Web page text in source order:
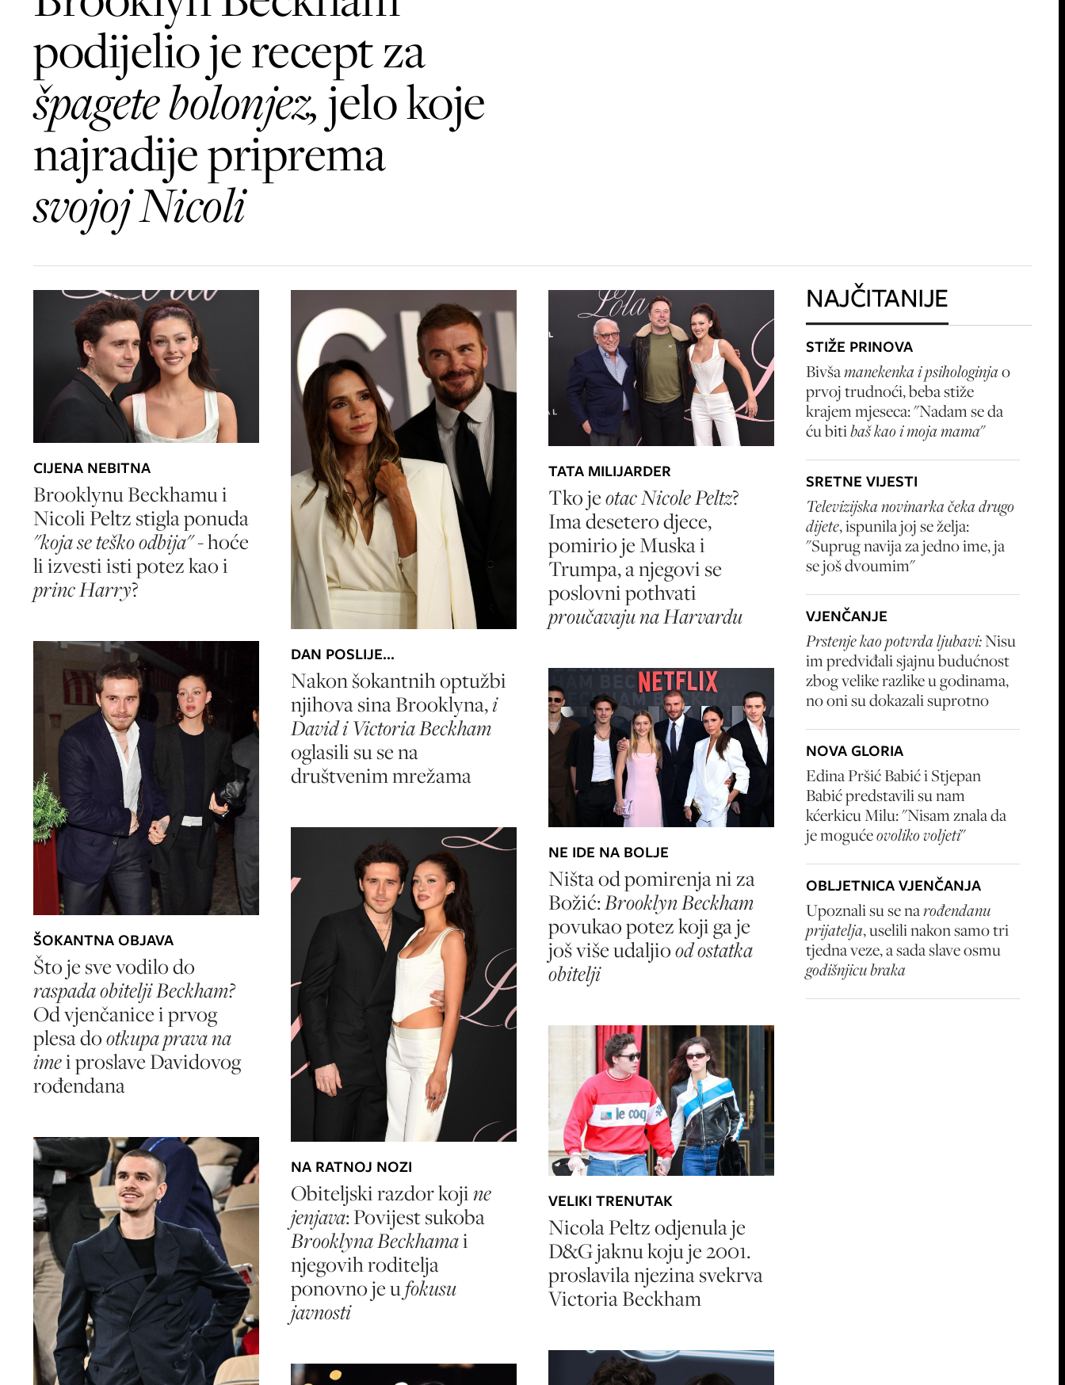
podijelio je recept za
špagete bolonjez,jelo koje
najradije priprema
svojoj Nicoli
CIJENA NEBITNA
Brooklynu Beckhamu i
Nicoli Peltz stigla ponuda
"koja se teško odbija"- hoće
li izvesti isti potez kao i
princ Harry?
ŠOKANTNA OBJAVA
Što je sve vodilo do
raspada obitelji Beckham?
Od vjenčanice i prvog
plesa dootkupa prava na
imei proslave Davidovog
rođendana
DAN POSLIJE...
Nakon šokantnih optužbi
njihova sina Brooklyna,i
David i Victoria Beckham
oglasili su se na
društvenim mrežama
NA RATNOJ NOZI
Obiteljski razdor kojine
jenjava: Povijest sukoba
Brooklyna Beckhamai
njegovih roditelja
ponovno je ufokusu
javnosti
TATA MILIJARDER
Tko jeotac Nicole Peltz?
Ima desetero djece,
pomirio je Muska i
Trumpa, a njegovi se
poslovni pothvati
proučavaju na Harvardu
NE IDE NA BOLJE
Ništa od pomirenja ni za
Božić:Brooklyn Beckham
povukao potez koji ga je
još više udaljiood ostatka
obitelji
VELIKI TRENUTAK
Nicola Peltz odjenula je
D&G jaknu koju je 2001.
proslavila njezina svekrva
Victoria Beckham
NAJČITANIJE
STIŽE PRINOVA
Bivšamanekenka i psihologinjao
prvoj trudnoći, beba stiže
krajem mjeseca: "Nadam se da
ću bitibaš kao i moja mama"
SRETNE VIJESTI
Televizijska novinarka čeka drugo
dijete, ispunila joj se želja:
"Suprug navija za jedno ime, ja
se još dvoumim"
VJENČANJE
Prstenje kao potvrda ljubavi:Nisu
im predviđali sjajnu budućnost
zbog velike razlike u godinama,
no oni su dokazali suprotno
NOVA GLORIA
Edina Pršić Babić i Stjepan
Babić predstavili su nam
kćerkicu Milu: "Nisam znala da
je mogućeovoliko voljeti"
OBLJETNICA VJENČANJA
Upoznali su se narođendanu
prijatelja, uselili nakon samo tri
tjedna veze, a sada slave osmu
godišnjicu braka